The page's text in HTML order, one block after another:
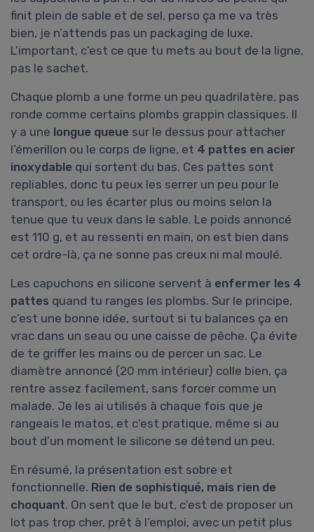
finit plein de sable et de sel, perso ça me va très
bien, je n’attends pas un packaging de luxe.
L’important, c’est ce que tu mets au bout de la ligne,
pas le sachet.
Chaque plomb a une forme un peu quadrilatère, pas
ronde comme certains plombs grappin classiques. Il
y a une longue queue sur le dessus pour attacher
l’émerillon ou le corps de ligne, et 4 pattes en acier
inoxydable qui sortent du bas. Ces pattes sont
repliables, donc tu peux les serrer un peu pour le
transport, ou les écarter plus ou moins selon la
tenue que tu veux dans le sable. Le poids annoncé
est 110 g, et au ressenti en main, on est bien dans
cet ordre-là, ça ne sonne pas creux ni mal moulé.
Les capuchons en silicone servent à enfermer les 4
pattes quand tu ranges les plombs. Sur le principe,
c’est une bonne idée, surtout si tu balances ça en
vrac dans un seau ou une caisse de pêche. Ça évite
de te griffer les mains ou de percer un sac. Le
diamètre annoncé (20 mm intérieur) colle bien, ça
rentre assez facilement, sans forcer comme un
malade. Je les ai utilisés à chaque fois que je
rangeais le matos, et c’est pratique, même si au
bout d’un moment le silicone se détend un peu.
En résumé, la présentation est sobre et
fonctionnelle. Rien de sophistiqué, mais rien de
choquant. On sent que le but, c’est de proposer un
lot pas trop cher, prêt à l’emploi, avec un petit plus